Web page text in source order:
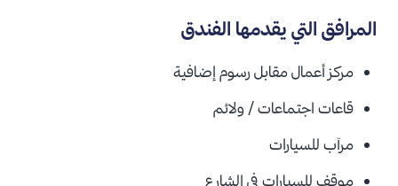
المرافق التي يقدمها الفندق
مركز أعمال مقابل رسوم إضافية
قاعات اجتماعات / ولائم
مرآب للسيارات
موقف للسيارات في الشارع